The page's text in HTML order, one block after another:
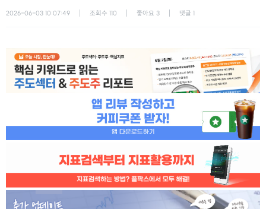
2026-06-03 10:07:49 조회수 110 좋아요 3 댓글 1